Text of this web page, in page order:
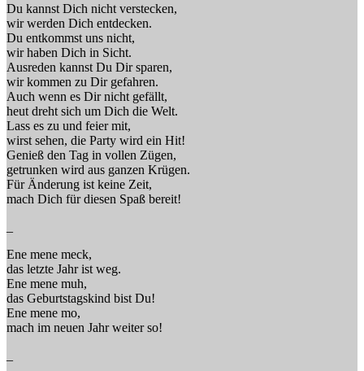
Du kannst Dich nicht verstecken,
wir werden Dich entdecken.
Du entkommst uns nicht,
wir haben Dich in Sicht.
Ausreden kannst Du Dir sparen,
wir kommen zu Dir gefahren.
Auch wenn es Dir nicht gefällt,
heut dreht sich um Dich die Welt.
Lass es zu und feier mit,
wirst sehen, die Party wird ein Hit!
Genieß den Tag in vollen Zügen,
getrunken wird aus ganzen Krügen.
Für Änderung ist keine Zeit,
mach Dich für diesen Spaß bereit!
Ene mene meck,
das letzte Jahr ist weg.
Ene mene muh,
das Geburtstagskind bist Du!
Ene mene mo,
mach im neuen Jahr weiter so!